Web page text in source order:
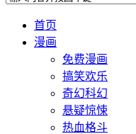
首页
漫画
免费漫画
搞笑欢乐
奇幻科幻
悬疑惊悚
热血格斗